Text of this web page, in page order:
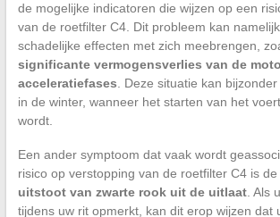
de mogelijke indicatoren die wijzen op een
van de roetfilter C4. Dit probleem kan
schadelijke effecten met zich meebrengen,
significante vermogensverlies van de
acceleratiefases. Deze situatie kan
in de winter, wanneer het starten van het
wordt.
Een ander symptoom dat vaak wordt
risico op verstopping van de roetfilter C4 is de
uitstoot van zwarte rook uit de uitlaat. Als
tijdens uw rit opmerkt, kan dit erop wijzen dat